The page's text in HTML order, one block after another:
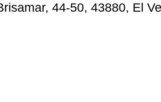
44-50, 43880, El